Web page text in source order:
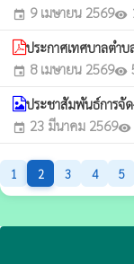
event 9 เมษายน 2569visibility
ประกาศเทศบาลตำ
event 8 เมษายน 2569visibility
ประชาสัมพันธ์การจั
event 23 มีนาคม 2569visibility
1 2 3 4 5